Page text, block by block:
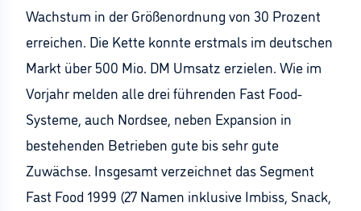
Wachstum in der Größenordnung von 30 Prozent
erreichen. Die Kette konnte erstmals im deutschen
Markt über 500 Mio. DM Umsatz erzielen. Wie im
Vorjahr melden alle drei führenden Fast Food-
Systeme, auch Nordsee, neben Expansion in
bestehenden Betrieben gute bis sehr gute
Zuwächse. Insgesamt verzeichnet das Segment
Fast Food 1999 (27 Namen inklusive Imbiss, Snack,